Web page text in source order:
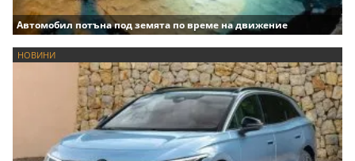
Автомобил потъна под земята по време на движение
НОВИНИ